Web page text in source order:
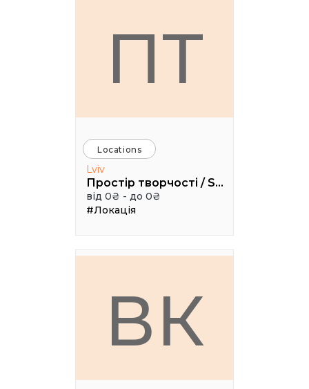
ПТ
Locations
Lviv
Простір творчості / Space creativity
від 0₴ - до 0₴
#Локація
ВК